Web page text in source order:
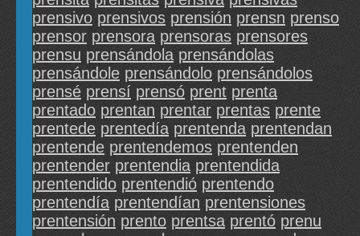
prensivo prensivos prensión prensn prenso
prensor prensora prensoras prensores
prensu prensándola prensándolas
prensándole prensándolo prensándolos
prensé prensí prensó prent prenta
prentado prentan prentar prentas prente
prentede prentedía prentenda prentendan
prentende prentendemos prentenden
prentender prentendia prentendida
prentendido prentendió prentendo
prentendía prentendían prentensiones
prentensión prento prentsa prentó prenu